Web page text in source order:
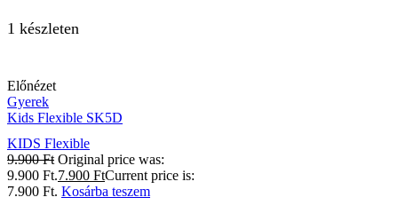
1 készleten
Előnézet
Gyerek
Kids Flexible SK5D
KIDS Flexible
9.900Ft Original price was:
9.900 Ft.7.900 FtCurrent price is:
7.900 Ft. Kosárba teszem